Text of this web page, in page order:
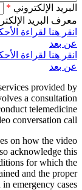
البريد الإلكتروني *
معرف البريد
انقر هنا لقراءة
عن بعد
انقر هنا لقراءة
عن بعد
provided by
a consultation
telemedicine
conversation call.
on how the video
acknowledge this
for which the
and the proper
emergency cases.